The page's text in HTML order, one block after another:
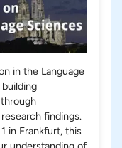
in the Language
findings.
in Frankfurt, this